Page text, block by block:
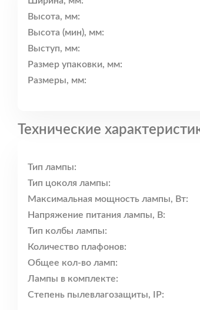
Высота, мм:
Высота (мин), мм:
Выступ, мм:
Размер упаковки, мм:
Размеры, мм:
Технические
Тип лампы:
Тип цоколя лампы:
Максимальная мощность лампы, Вт:
Напряжение питания лампы, В:
Тип колбы лампы:
Количество плафонов:
Общее кол-во ламп:
Лампы в комплекте:
Степень пылевлагозащиты, IP: